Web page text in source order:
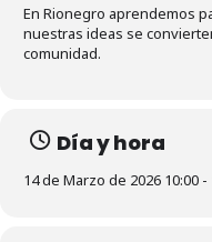
En Rionegro aprendemos
nuestras ideas se
comunidad.
Día y hora
14 de Marzo de 2026 10:00 -